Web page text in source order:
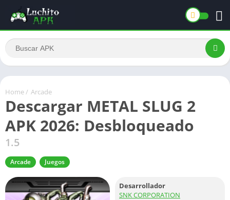
Home / Arcade
Descargar METAL SLUG 2
APK 2026: Desbloqueado
1.5
Arcade Juegos
Desarrollador
SNK CORPORATION